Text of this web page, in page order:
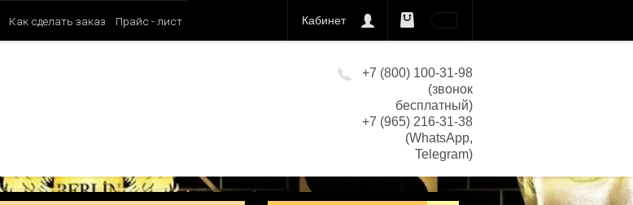
Кабинет
Как сделать заказ Прайс - лист
+7 (800) 100-31-98
(звонок
бесплатный)
+7 (965) 216-31-38
(WhatsApp,
Telegram)